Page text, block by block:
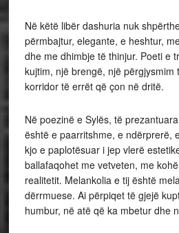
Në këtë libër dashuria nuk
përmbajtur, elegante, e heshtur,
dhe me dhimbje të thinjur. Poeti e
kujtim, një brengë, një përgjysmim
korridor të errët që çon në dritë.
Në poezinë e Sylës, të
është e paarritshme, e ndërprerë,
kjo e paplotësuar i jep vlerë
ballafaqohet me vetveten, me
realitetit. Melankolia e tij është
dërrmuese. Ai përpiqet të gjejë
humbur, në atë që ka mbetur dhe